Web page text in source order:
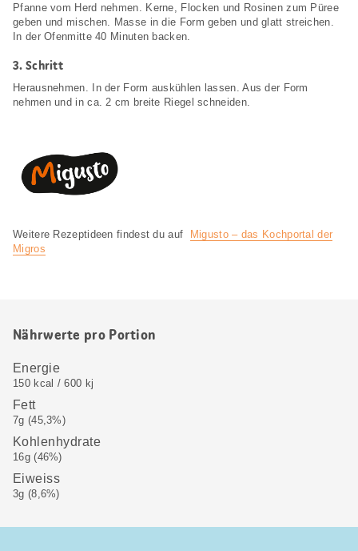
Pfanne vom Herd nehmen. Kerne, Flocken und Rosinen zum Püree
geben und mischen. Masse in die Form geben und glatt streichen.
In der Ofenmitte 40 Minuten backen.
3.Schritt
Herausnehmen. In der Form auskühlen lassen. Aus der Form
nehmen und in ca. 2 cm breite Riegel schneiden.
Weitere Rezeptideen findest du auf
Migusto – das Kochportal der
Migros
Nährwerte pro Portion
Energie
150 kcal / 600 kj
Fett
7g (45,3%)
Kohlenhydrate
16g (46%)
Eiweiss
3g (8,6%)